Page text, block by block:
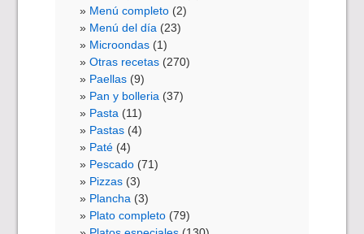
Menú completo (2)
Menú del día (23)
Microondas (1)
Otras recetas (270)
Paellas (9)
Pan y bolleria (37)
Pasta (11)
Pastas (4)
Paté (4)
Pescado (71)
Pizzas (3)
Plancha (3)
Plato completo (79)